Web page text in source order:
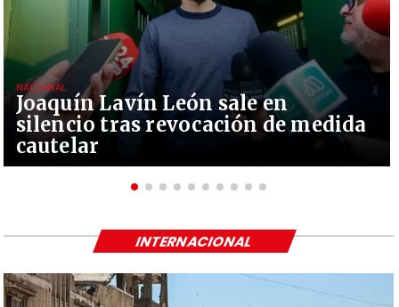
Joaquín Lavín León sale en
silencio tras revocación de medida
cautelar
NACIONAL
INTERNACIONAL